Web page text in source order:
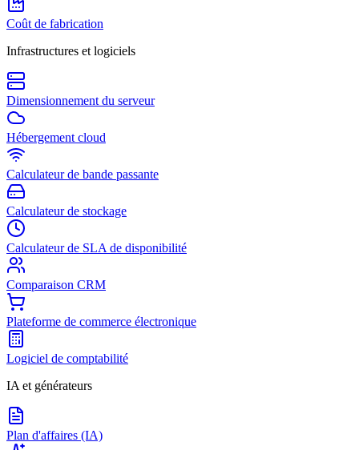
Coût de fabrication
Infrastructures et logiciels
Dimensionnement du serveur
Hébergement cloud
Calculateur de bande passante
Calculateur de stockage
Calculateur de SLA de disponibilité
Comparaison CRM
Plateforme de commerce électronique
Logiciel de comptabilité
IA et générateurs
Plan d'affaires (IA)